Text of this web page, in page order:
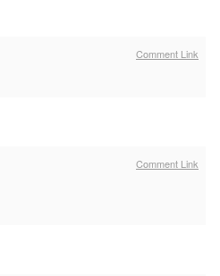
Comment Link
Comment Link